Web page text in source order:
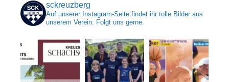
sckreuzberg
Auf unserer Instagram-Seite findet ihr tolle Bilder aus
unserem Verein. Folgt uns gerne.